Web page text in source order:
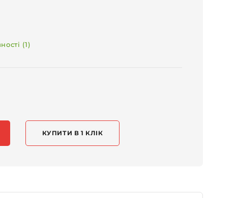
(1)
КУПИТИ В 1 КЛІК